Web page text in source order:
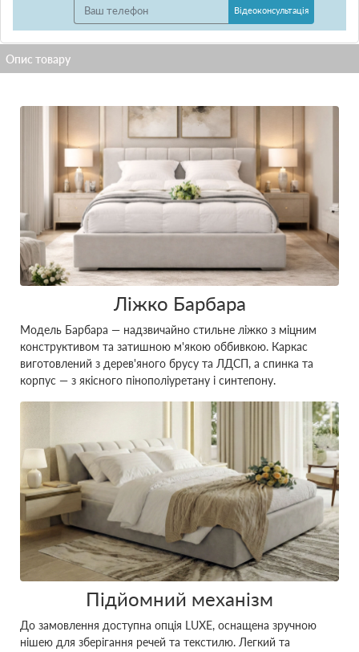
Відеоконсультація
Ліжко Барбара
Модель Барбара — надзвичайно стильне ліжко з міцним
конструктивом та затишною м'якою оббивкою. Каркас
виготовлений з дерев'яного брусу та ЛДСП, а спинка та
корпус — з якісного пінополіуретану і синтепону.
Підйомний механізм
До замовлення доступна опція LUXE, оснащена зручною
нішею для зберігання речей та текстилю. Легкий та